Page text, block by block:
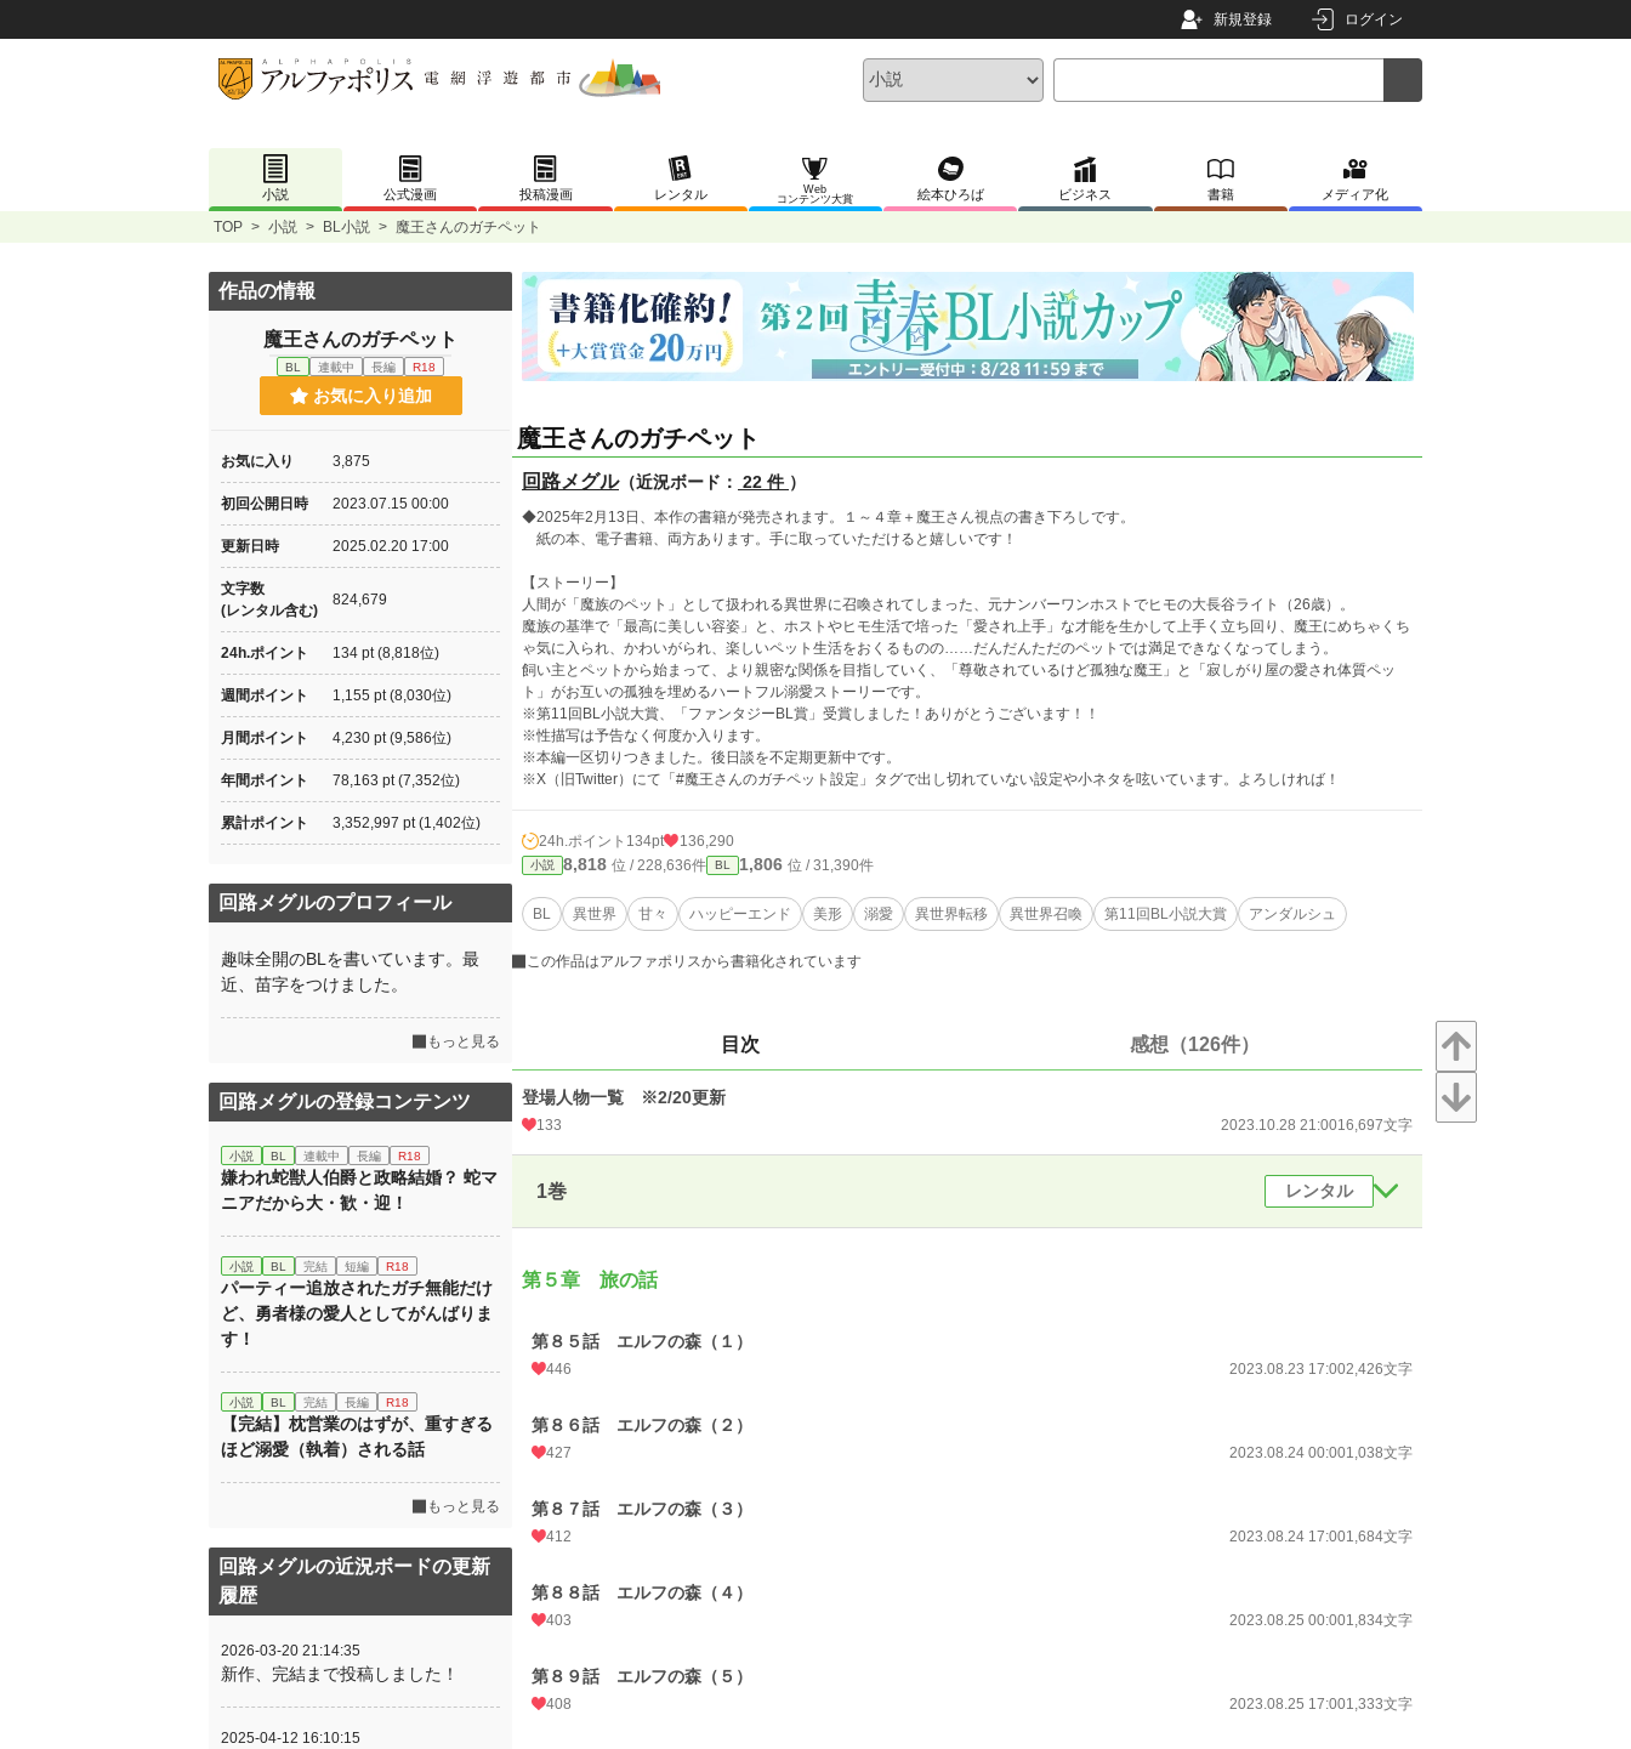
新規登録 ログイン
小説 公式漫画 投稿漫画 レンタル
Web
コンテンツ大賞
絵本ひろば ビジネス 書籍 メディア化
TOP > 小説 > BL小説 > 魔王さんのガチペット
魔王さんのガチペット
回路メグル（近況ボード： 22 件 ）
◆2025年2月13日、本作の書籍が発売されます。１～４章＋魔王さん視点の書き下ろしです。
紙の本、電子書籍、両方あります。手に取っていただけると嬉しいです！
【ストーリー】
人間が「魔族のペット」として扱われる異世界に召喚されてしまった、元ナンバーワンホストでヒモの大長谷ライト（26歳）。
魔族の基準で「最高に美しい容姿」と、ホストやヒモ生活で培った「愛され上手」な才能を生かして上手く立ち回り、魔王にめちゃくち
ゃ気に入られ、かわいがられ、楽しいペット生活をおくるものの……だんだんただのペットでは満足できなくなってしまう。
飼い主とペットから始まって、より親密な関係を目指していく、「尊敬されているけど孤独な魔王」と「寂しがり屋の愛され体質ペッ
ト」がお互いの孤独を埋めるハートフル溺愛ストーリーです。
※第11回BL小説大賞、「ファンタジーBL賞」受賞しました！ありがとうございます！！
※性描写は予告なく何度か入ります。
※本編一区切りつきました。後日談を不定期更新中です。
※X（旧Twitter）にて「#魔王さんのガチペット設定」タグで出し切れていない設定や小ネタを呟いています。よろしければ！
24h.ポイント 134pt 136,290
小説 8,818 位 / 228,636件 BL 1,806 位 / 31,390件
BL 異世界 甘々 ハッピーエンド 美形 溺愛 異世界転移 異世界召喚 第11回BL小説大賞 アンダルシュ
この作品はアルファポリスから書籍化されています
目次 感想（126件）
登場人物一覧 ※2/20更新
133 2023.10.28 21:0016,697文字
1巻 レンタル
第５章 旅の話
第８５話 エルフの森（１）
446 2023.08.23 17:002,426文字
第８６話 エルフの森（２）
427 2023.08.24 00:001,038文字
第８７話 エルフの森（３）
412 2023.08.24 17:001,684文字
第８８話 エルフの森（４）
403 2023.08.25 00:001,834文字
第８９話 エルフの森（５）
408 2023.08.25 17:001,333文字
作品の情報
魔王さんのガチペット
BL 連載中 長編 R18
お気に入り追加
お気に入り 3,875
初回公開日時 2023.07.15 00:00
更新日時 2025.02.20 17:00
文字数
(レンタル含む)
824,679
24h.ポイント 134 pt (8,818位)
週間ポイント 1,155 pt (8,030位)
月間ポイント 4,230 pt (9,586位)
年間ポイント 78,163 pt (7,352位)
累計ポイント 3,352,997 pt (1,402位)
回路メグルのプロフィール
趣味全開のBLを書いています。最
近、苗字をつけました。
もっと見る
回路メグルの登録コンテンツ
小説 BL 連載中 長編 R18
嫌われ蛇獣人伯爵と政略結婚？ 蛇マ
ニアだから大・歓・迎！
小説 BL 完結 短編 R18
パーティー追放されたガチ無能だけ
ど、勇者様の愛人としてがんばりま
す！
小説 BL 完結 長編 R18
【完結】枕営業のはずが、重すぎる
ほど溺愛（執着）される話
もっと見る
回路メグルの近況ボードの更新
履歴
2026-03-20 21:14:35
新作、完結まで投稿しました！
2025-04-12 16:10:15